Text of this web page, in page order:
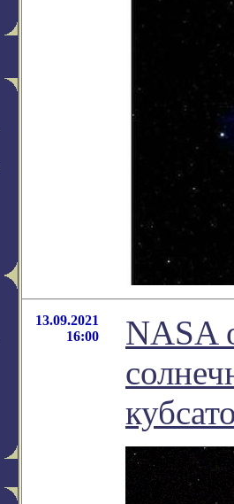
13.09.2021
16:00
NASA